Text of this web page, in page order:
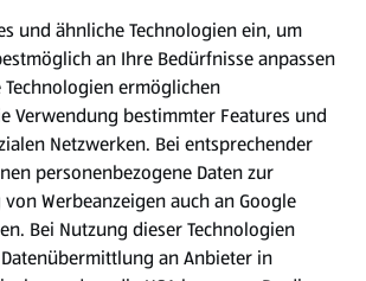
Einkäufe.
HOFER.
und ähnliche Technologien ein, um
an Ihre Bedürfnisse anpassen
Technologien ermöglichen
Verwendung bestimmter Features und
Netzwerken. Bei entsprechender
personenbezogene Daten zur
Werbeanzeigen auch an Google
Bei Nutzung dieser Technologien
an Anbieter in